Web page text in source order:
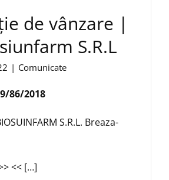
de vânzare |
S.R.L
| Comunicate
86/2018
S.R.L. Breaza-
<< […]